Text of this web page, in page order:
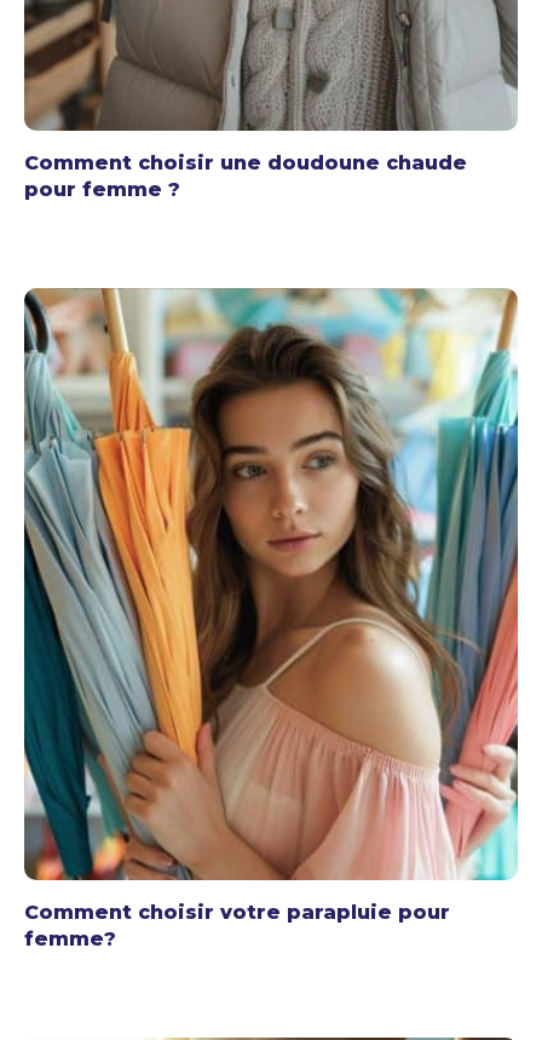
Comment choisir une doudoune chaude
pour femme ?
Comment choisir votre parapluie pour
femme?